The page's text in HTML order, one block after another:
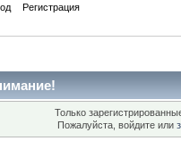
Регистрация
Только
Пожалуйста, войдите или